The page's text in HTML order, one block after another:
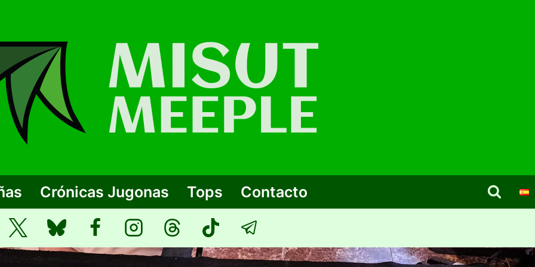
Crónicas Jugonas Tops Contacto